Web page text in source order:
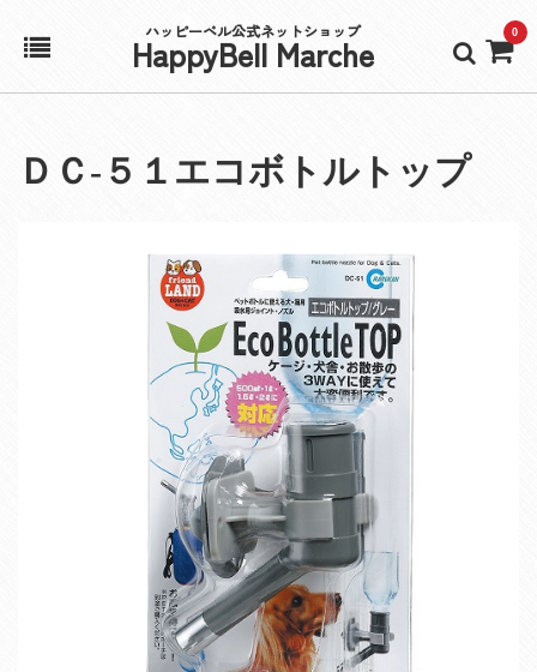
ハッピーベル公式ネットショップ
HappyBell Marche 0
アカウント
ＤＣ‐５１エコボトルトップ